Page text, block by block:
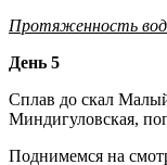
Протяженность
День 5
Сплав до скал
Миндигуловская,
Поднимемся на